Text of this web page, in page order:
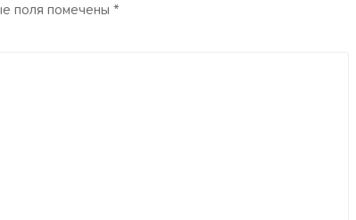
поля помечены *